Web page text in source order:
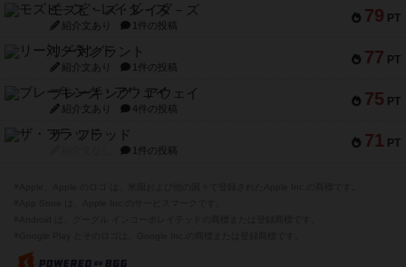
79 PT
モズビ－ズ・レイダ－ズ
紹介文あり 1件の投稿
77 PT
リー対グラント
紹介文あり 1件の投稿
75 PT
ブレーキング・アウェイ
紹介文あり 4件の投稿
71 PT
ザ・フラッド
1件の投稿